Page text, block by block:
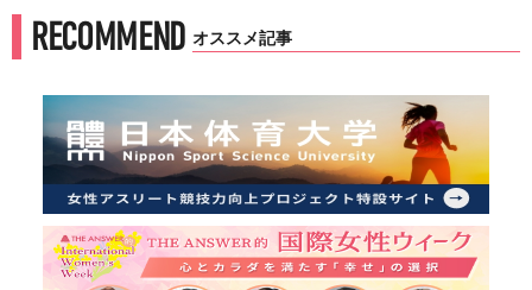
RECOMMEND オススメ記事